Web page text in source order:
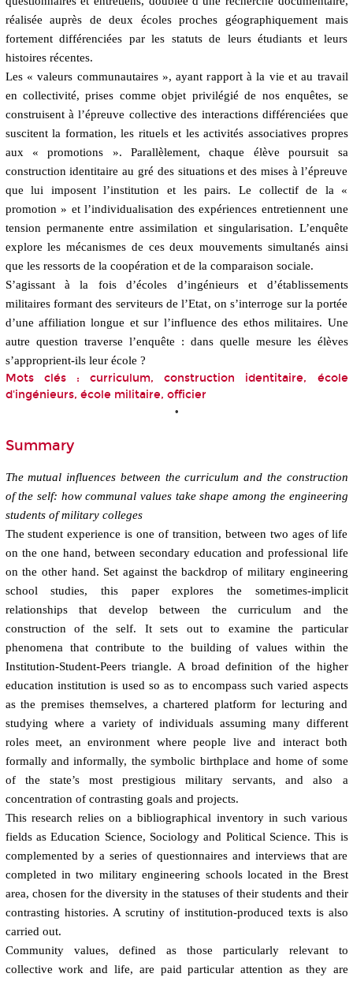
réalisée auprès de deux écoles proches géographiquement mais
fortement différenciées par les statuts de leurs étudiants et leurs
histoires récentes.
Les « valeurs communautaires », ayant rapport à la vie et au travail
en collectivité, prises comme objet privilégié de nos enquêtes, se
construisent à l’épreuve collective des interactions différenciées que
suscitent la formation, les rituels et les activités associatives propres
aux « promotions ». Parallèlement, chaque élève poursuit sa
construction identitaire au gré des situations et des mises à l’épreuve
que lui imposent l’institution et les pairs. Le collectif de la «
promotion » et l’individualisation des expériences entretiennent une
tension permanente entre assimilation et singularisation. L’enquête
explore les mécanismes de ces deux mouvements simultanés ainsi
que les ressorts de la coopération et de la comparaison sociale.
S’agissant à la fois d’écoles d’ingénieurs et d’établissements
militaires formant des serviteurs de l’Etat, on s’interroge sur la portée
d’une affiliation longue et sur l’influence des ethosmilitaires. Une
autre question traverse l’enquête : dans quelle mesure les élèves
s’approprient-ils leur école ?
Mots clés : curriculum, construction identitaire, école
d'ingénieurs, école militaire, officier
•
Summary
The mutual influences between the curriculum and the construction
of the self: how communal values take shape among the engineering
students of military colleges
The student experience is one of transition, between two ages of life
on the one hand, between secondary education and professional life
on the other hand. Set against the backdrop of military engineering
school studies, this paper explores the sometimes-implicit
relationships that develop between the curriculum and the
construction of the self. It sets out to examine the particular
phenomena that contribute to the building of values within the
Institution-Student-Peers triangle. A broad definition of the higher
education institution is used so as to encompass such varied aspects
as the premises themselves, a chartered platform for lecturing and
studying where a variety of individuals assuming many different
roles meet, an environment where people live and interact both
formally and informally, the symbolic birthplace and home of some
of the state’s most prestigious military servants, and also a
concentration of contrasting goals and projects.
This research relies on a bibliographical inventory in such various
fields as Education Science, Sociology and Political Science. This is
complemented by a series of questionnaires and interviews that are
completed in two military engineering schools located in the Brest
area, chosen for the diversity in the statuses of their students and their
contrasting histories. A scrutiny of institution-produced texts is also
carried out.
Community values, defined as those particularly relevant to
collective work and life, are paid particular attention as they are